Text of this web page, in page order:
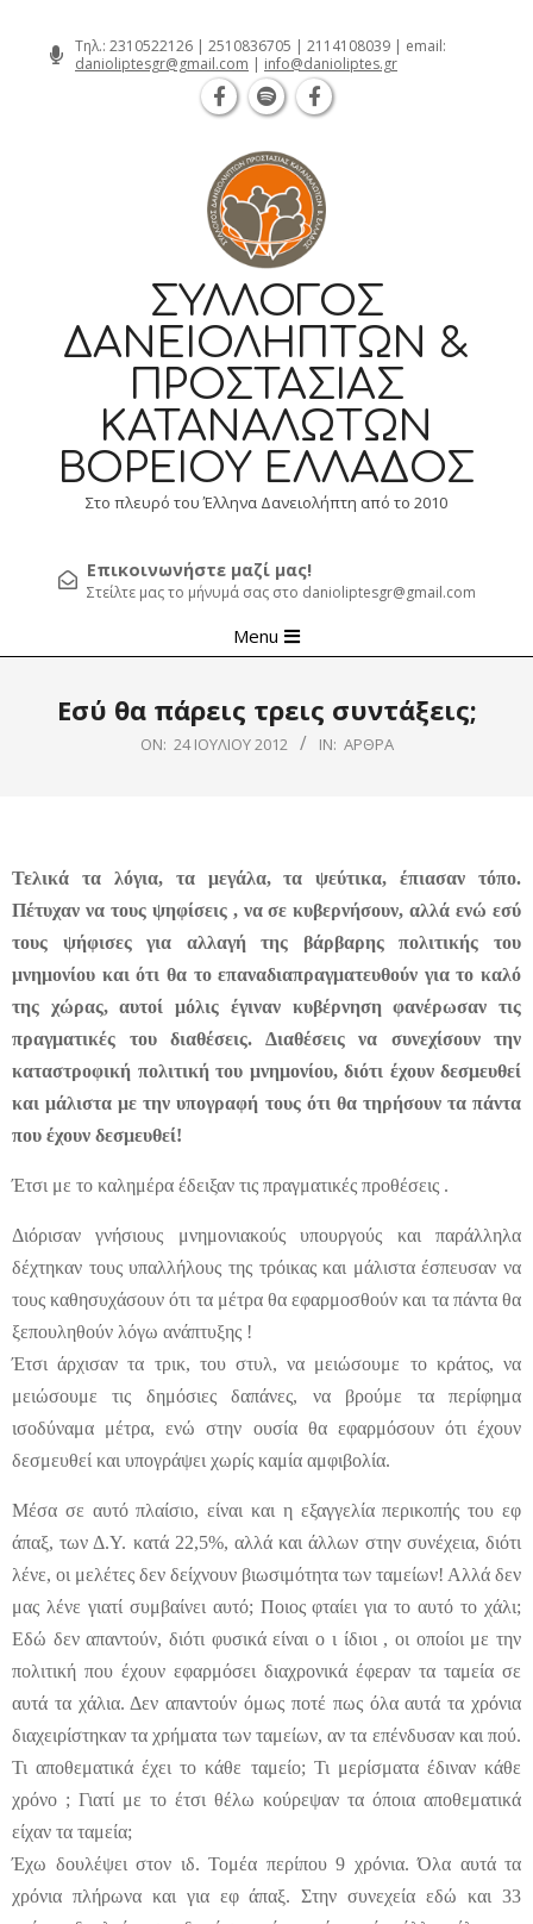
Τηλ.: 2310522126 | 2510836705 | 2114108039 | email:
danioliptesgr@gmail.com | info@danioliptes.gr
ΣΎΛΛΟΓΟΣ
ΔΑΝΕΙΟΛΗΠΤΏΝ &
ΠΡΟΣΤΑΣΊΑΣ
ΚΑΤΑΝΑΛΩΤΏΝ
ΒΟΡΕΊΟΥ ΕΛΛΆΔΟΣ
Στο πλευρό του Έλληνα Δανειολήπτη από το 2010
Επικοινωνήστε μαζί μας!
Στείλτε μας το μήνυμά σας στο danioliptesgr@gmail.com
Navigation
Menu
Εσύ θα πάρεις τρεις συντάξεις;
ON: 24 ΙΟΥΛΊΟΥ 2012 IN: ΆΡΘΡΑ
Τελικά τα λόγια, τα μεγάλα, τα ψεύτικα, έπιασαν τόπο.
Πέτυχαν να τους ψηφίσεις , να σε κυβερνήσουν, αλλά ενώ εσύ
τους ψήφισες για αλλαγή της βάρβαρης πολιτικής του
μνημονίου και ότι θα το επαναδιαπραγματευθούν για το καλό
της χώρας, αυτοί μόλις έγιναν κυβέρνηση φανέρωσαν τις
πραγματικές του διαθέσεις. Διαθέσεις να συνεχίσουν την
καταστροφική πολιτική του μνημονίου, διότι έχουν δεσμευθεί
και μάλιστα με την υπογραφή τους ότι θα τηρήσουν τα πάντα
που έχουν δεσμευθεί!
Έτσι με το καλημέρα έδειξαν τις πραγματικές προθέσεις .
Διόρισαν γνήσιους μνημονιακούς υπουργούς και παράλληλα
δέχτηκαν τους υπαλλήλους της τρόικας και μάλιστα έσπευσαν να
τους καθησυχάσουν ότι τα μέτρα θα εφαρμοσθούν και τα πάντα θα
ξεπουληθούν λόγω ανάπτυξης !
Έτσι άρχισαν τα τρικ, του στυλ, να μειώσουμε το κράτος, να
μειώσουμε τις δημόσιες δαπάνες, να βρούμε τα περίφημα
ισοδύναμα μέτρα, ενώ στην ουσία θα εφαρμόσουν ότι έχουν
δεσμευθεί και υπογράψει χωρίς καμία αμφιβολία.
Μέσα σε αυτό πλαίσιο, είναι και η εξαγγελία περικοπής του εφ
άπαξ, των Δ.Υ. κατά 22,5%, αλλά και άλλων στην συνέχεια, διότι
λένε, οι μελέτες δεν δείχνουν βιωσιμότητα των ταμείων! Αλλά δεν
μας λένε γιατί συμβαίνει αυτό; Ποιος φταίει για το αυτό το χάλι;
Εδώ δεν απαντούν, διότι φυσικά είναι ο ι ίδιοι , οι οποίοι με την
πολιτική που έχουν εφαρμόσει διαχρονικά έφεραν τα ταμεία σε
αυτά τα χάλια. Δεν απαντούν όμως ποτέ πως όλα αυτά τα χρόνια
διαχειρίστηκαν τα χρήματα των ταμείων, αν τα επένδυσαν και πού.
Τι αποθεματικά έχει το κάθε ταμείο; Τι μερίσματα έδιναν κάθε
χρόνο ; Γιατί με το έτσι θέλω κούρεψαν τα όποια αποθεματικά
είχαν τα ταμεία;
Έχω δουλέψει στον ιδ. Τομέα περίπου 9 χρόνια. Όλα αυτά τα
χρόνια πλήρωνα και για εφ άπαξ. Στην συνεχεία εδώ και 33